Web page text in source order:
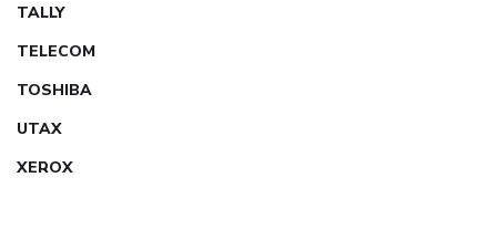
TALLY
TELECOM
TOSHIBA
UTAX
XEROX